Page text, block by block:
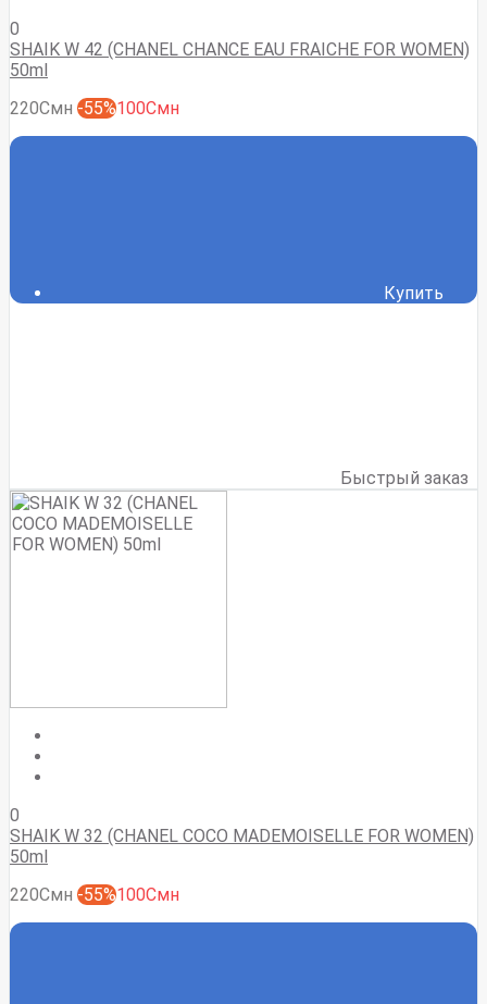
0
SHAIK W 42 (CHANEL CHANCE EAU FRAICHE FOR WOMEN)
50ml
220Смн -55%100Смн
Купить
Быстрый заказ
0
SHAIK W 32 (CHANEL COCO MADEMOISELLE FOR WOMEN)
50ml
220Смн -55%100Смн